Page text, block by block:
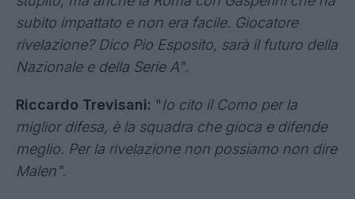
della difesa e un esempio di statura morale".
Ecco ilteam pagelle per la stagione
2026/2027:
Mario Giunta
Pierluigi Pardo
Riccardo Trevisani
Federica Zille